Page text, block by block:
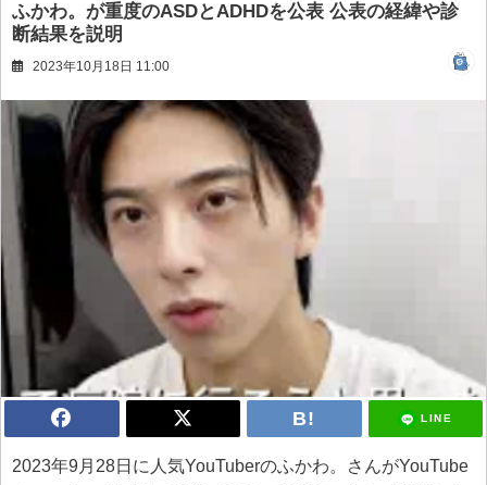
ふかわ。が重度のASDとADHDを公表 公表の経緯や診
断結果を説明
2023年10月18日 11:00
LINE
2023年9月28日に人気YouTuberのふかわ。さんがYouTube